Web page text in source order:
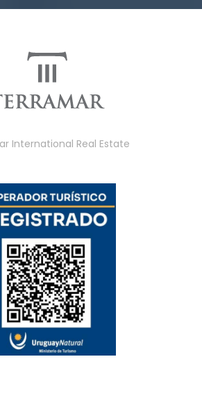
International Real Estate